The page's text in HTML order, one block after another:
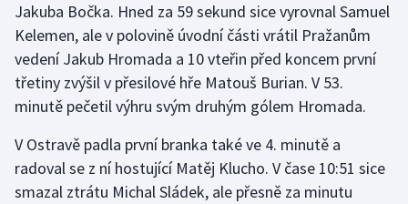
Golf
Gymnastika
Jezdectví
Jakuba Bočka. Hned za 59 sekund sice vyrovnal Samuel
Kelemen, ale v polovině úvodní části vrátil Pražanům
vedení Jakub Hromada a 10 vteřin před koncem první
třetiny zvýšil v přesilové hře Matouš Burian. V 53.
minutě pečetil výhru svým druhým gólem Hromada.
V Ostravě padla první branka také ve 4. minutě a
radoval se z ní hostující Matěj Klucho. V čase 10:51 sice
smazal ztrátu Michal Sládek, ale přesně za minutu